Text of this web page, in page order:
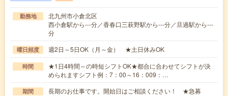
勤務地
北九州市小倉北区
西小倉駅から---分／香春口三萩野駅から---分／旦過駅から---
分
曜日頻度 週2日～5日OK（月～金） ★土日休みOK
時間
★1日4時間～の時短シフトOK★都合に合わせてシフトが決
められますシフト例：7：00～16：009：…
期間 長期のお仕事です。開始日はご相談ください！ ★急募